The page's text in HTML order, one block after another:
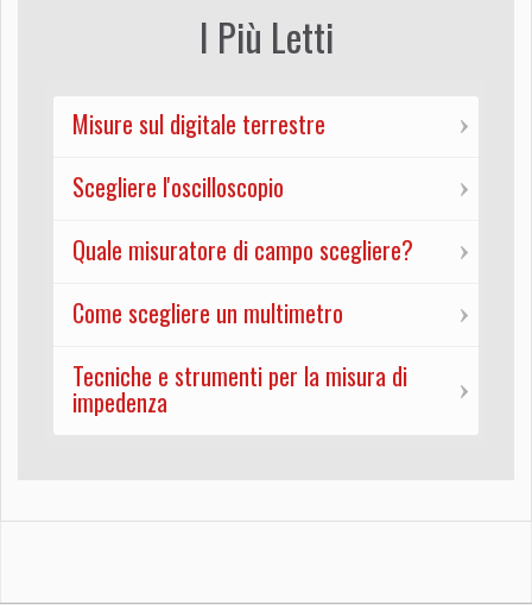
I Più Letti
Misure sul digitale terrestre
Scegliere l'oscilloscopio
Quale misuratore di campo scegliere?
Come scegliere un multimetro
Tecniche e strumenti per la misura di
impedenza